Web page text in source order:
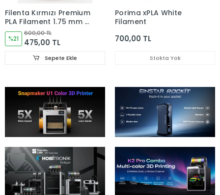
Filenta Kırmızı Premium
PLA Filament 1.75 mm –
1 kg
%21
600,00 TL
475,00 TL
Sepete Ekle
Porima xPLA White
Filament
700,00 TL
Stokta Yok